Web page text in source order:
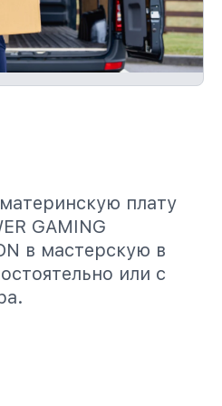
плату
GAMING
в мастерскую в
или с